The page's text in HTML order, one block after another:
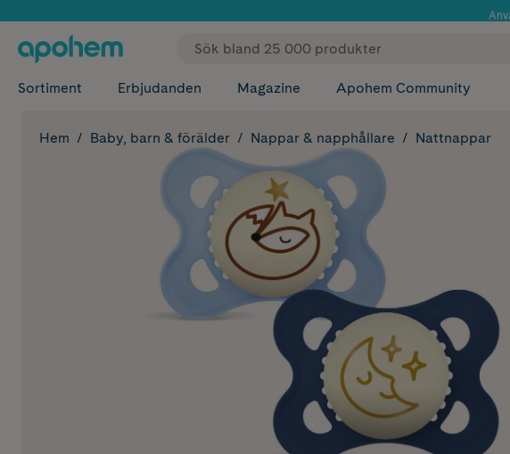
✓ Fri frakt
Sortiment Erbjudanden Magazine Apohem Community
Hem Baby, barn & förälder Nappar & napphållare Nattnappar